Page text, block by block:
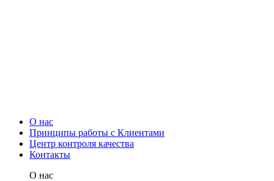
О нас
Принципы работы с Клиентами
Центр контроля качества
Контакты
О нас